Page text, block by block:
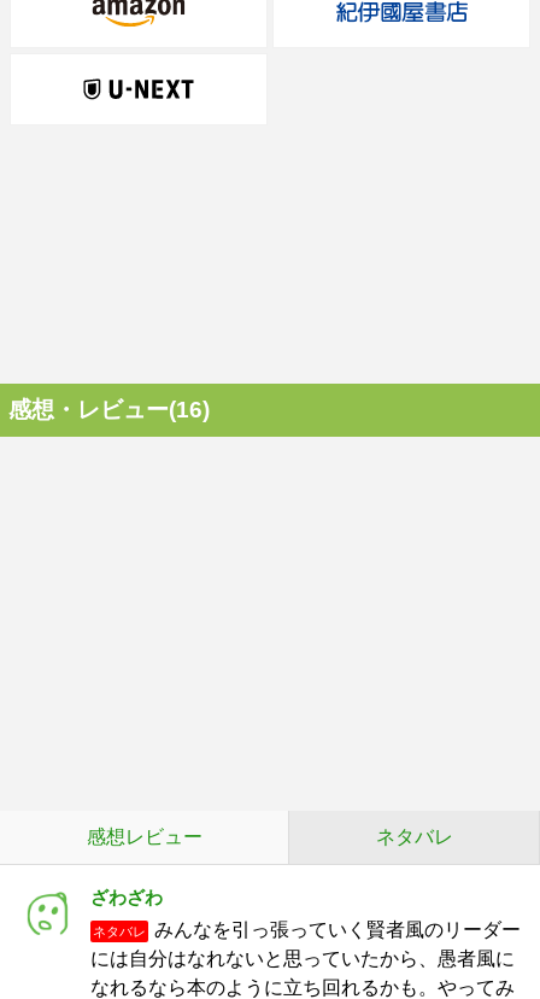
感想・レビュー(16)
感想レビュー ネタバレ
ざわざわ
ネタバレ
みんなを引っ張っていく賢者風のリーダー
には自分はなれないと思っていたから、愚者風に
なれるなら本のように立ち回れるかも。やってみ